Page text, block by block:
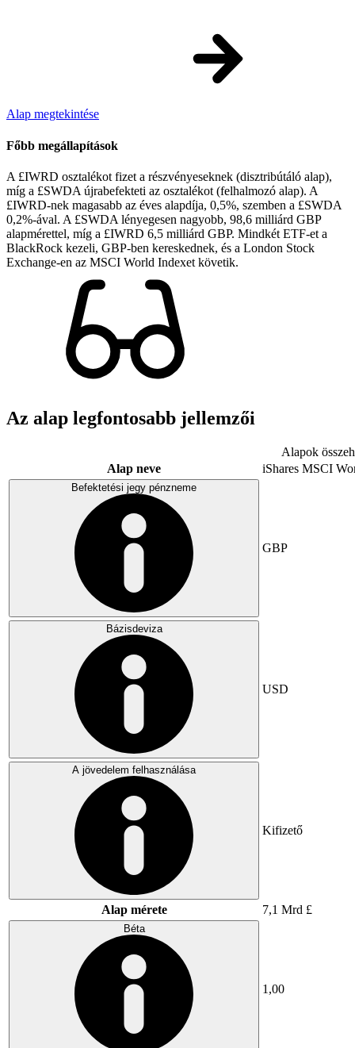
Alap megtekintése
Főbb megállapítások
A £IWRD osztalékot fizet a részvényeseknek (disztribútáló alap),
míg a £SWDA újrabefekteti az osztalékot (felhalmozó alap). A
£IWRD-nek magasabb az éves alapdíja, 0,5%, szemben a £SWDA
0,2%-ával. A £SWDA lényegesen nagyobb, 98,6 milliárd GBP
alapmérettel, míg a £IWRD 6,5 milliárd GBP. Mindkét ETF-et a
BlackRock kezeli, GBP-ben kereskednek, és a London Stock
Exchange-en az MSCI World Indexet követik.
Az alap legfontosabb jellemzői
Alapok
Alap neve
iShares MSCI
Befektetési jegy pénzneme
GBP
Bázisdeviza
USD
A jövedelem felhasználása
Kifizető
Alap mérete 7,1 Mrd £
Béta
1,00